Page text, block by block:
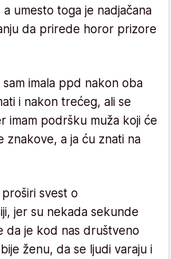
umesto toga je nadjačana
da prirede horor prizore
imala ppd nakon oba
i nakon trećeg, ali se
imam podršku muža koji će
a ja ću znati na
svest o
jer su nekada sekunde
da je kod nas društveno
ženu, da se ljudi varaju i